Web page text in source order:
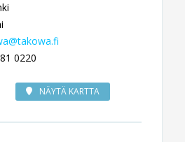
0220
NÄYTÄ KARTTA